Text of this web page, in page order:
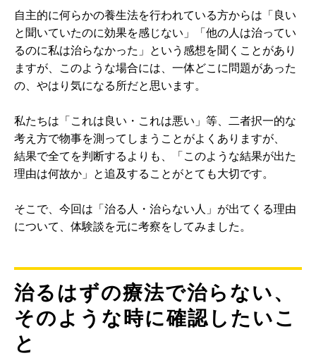
自主的に何らかの養生法を行われている方からは「良い
と聞いていたのに効果を感じない」「他の人は治ってい
るのに私は治らなかった」という感想を聞くことがあり
ますが、このような場合には、一体どこに問題があった
の、やはり気になる所だと思います。
私たちは「これは良い・これは悪い」等、二者択一的な
考え方で物事を測ってしまうことがよくありますが、
結果で全てを判断するよりも、「このような結果が出た
理由は何故か」と追及することがとても大切です。
そこで、今回は「治る人・治らない人」が出てくる理由
について、体験談を元に考察をしてみました。
治るはずの療法で治らない、
そのような時に確認したいこ
と